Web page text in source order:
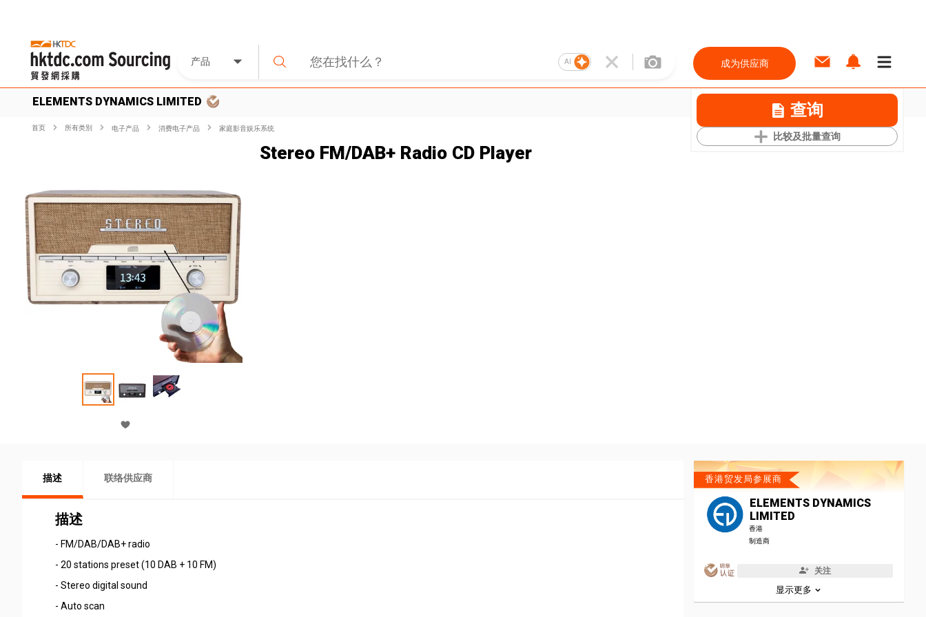
产品 AI 成为供应商
ELEMENTS DYNAMICS LIMITED 查询
比较及批量查询
首页 所有类別 电子产品 消费电子产品 家庭影音娱乐系统
Stereo FM/DAB+ Radio CD Player
描述 联络供应商
描述
- FM/DAB/DAB+ radio
- 20 stations preset (10 DAB + 10 FM)
- Stereo digital sound
- Auto scan
香港贸发局参展商
ELEMENTS DYNAMICS
LIMITED
香港
制造商
关注
显示更多